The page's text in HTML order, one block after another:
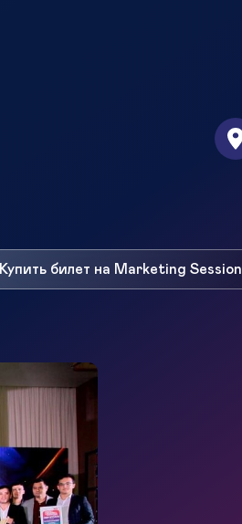
Купить билет на Marketing Session